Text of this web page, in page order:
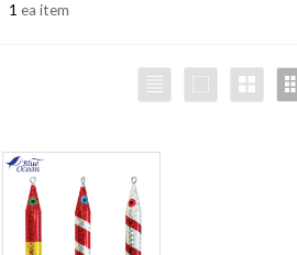
1 ea item